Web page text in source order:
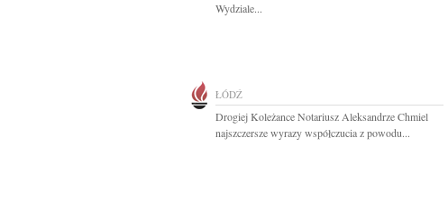
Wydziale...
ŁÓDŹ
Drogiej Koleżance Notariusz Aleksandrze Chmiel
najszczersze wyrazy współczucia z powodu...